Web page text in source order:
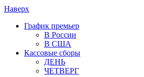
Наверх
График премьер
В России
В США
Кассовые сборы
ДЕНЬ
ЧЕТВЕРГ